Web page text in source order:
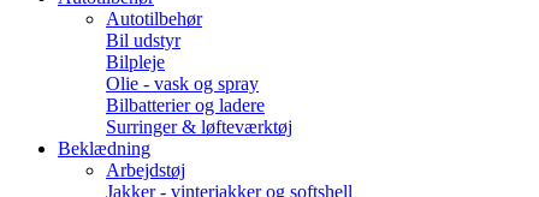
Autotilbehør
Bil udstyr
Bilpleje
Olie - vask og spray
Bilbatterier og ladere
Surringer & løfteværktøj
Beklædning
Arbejdstøj
Jakker - vinterjakker og softshell